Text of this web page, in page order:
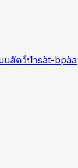
สัตว์ป่าsàt-bpàa